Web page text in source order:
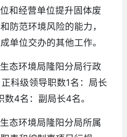
和经营单位提升固体废
防范环境风险的能力，
单位交办的其他工作。
态环境局隆阳分局行政
科级领导职数1名：局长
4名：副局长4名。
态环境局隆阳分局所属